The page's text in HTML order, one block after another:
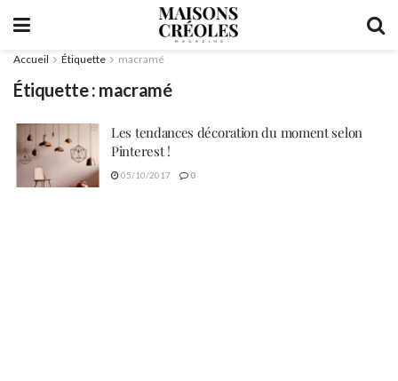
Accueil Étiquette macramé
Étiquette : macramé
Les tendances décoration du moment selon
Pinterest !
05/10/2017 0